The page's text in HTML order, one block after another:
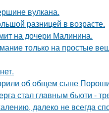
вулкана.
разницей в возрасте.
на дочери Малинина.
только на простые
об общем сыне
стал главным бьюти -
далеко не всегда